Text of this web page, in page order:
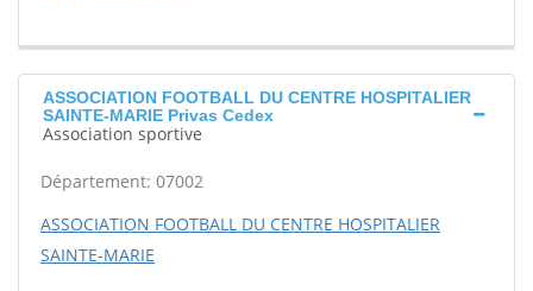
ASSOCIATION FOOTBALL DU CENTRE HOSPITALIER
SAINTE-MARIE Privas Cedex
Association sportive
Département: 07002
ASSOCIATION FOOTBALL DU CENTRE HOSPITALIER
SAINTE-MARIE